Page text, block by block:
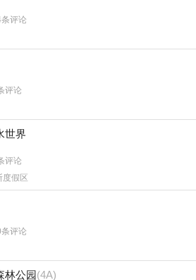
评论
评论
世界
评论
度假区
评论
林公园(4A)